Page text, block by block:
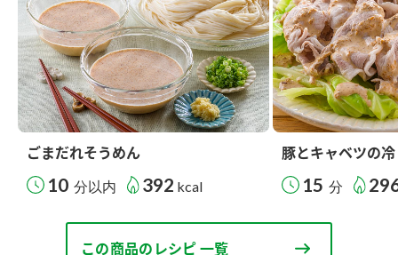
ごまだれそうめん
10 分以内 392 kcal
豚とキャベツの
15 分
この商品のレシピ 一覧